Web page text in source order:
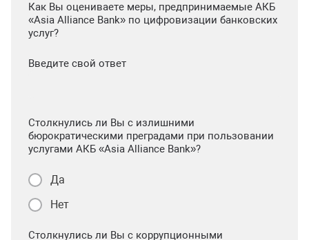
Как Вы оцениваете меры, предпринимаемые АКБ
«Asia Alliance Bank» по цифровизации банковских
услуг?
Введите свой ответ
Столкнулись ли Вы с излишними
бюрократическими преградами при пользовании
услугами АКБ «Asia Alliance Bank»?
Да
Нет
Столкнулись ли Вы с коррупционными